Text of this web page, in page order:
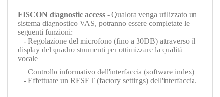
FISCON diagnostic access - Qualora venga utilizzato un
sistema diagnostico VAS, potranno essere completate le
seguenti funzioni:
- Regolazione del microfono (fino a 30DB) attraverso il
display del quadro strumenti per ottimizzare la qualità
vocale
- Controllo informativo dell'interfaccia (software index)
- Effettuare un RESET (factory settings) dell'interfaccia.